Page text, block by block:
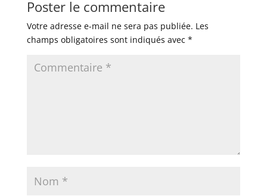
Poster le commentaire
Votre adresse e-mail ne sera pas publiée. Les
champs obligatoires sont indiqués avec *